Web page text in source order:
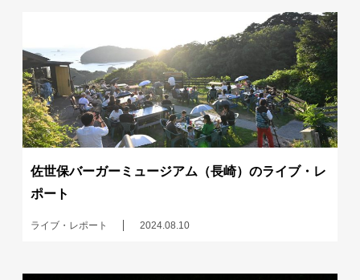
佐世保バーガーミュージアム（長崎）のライブ・レ
ポート
ライブ・レポート 2024.08.10